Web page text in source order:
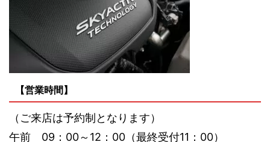
【営業時間】
（ご来店は予約制となります）
午前 09：00～12：00（最終受付11：00）